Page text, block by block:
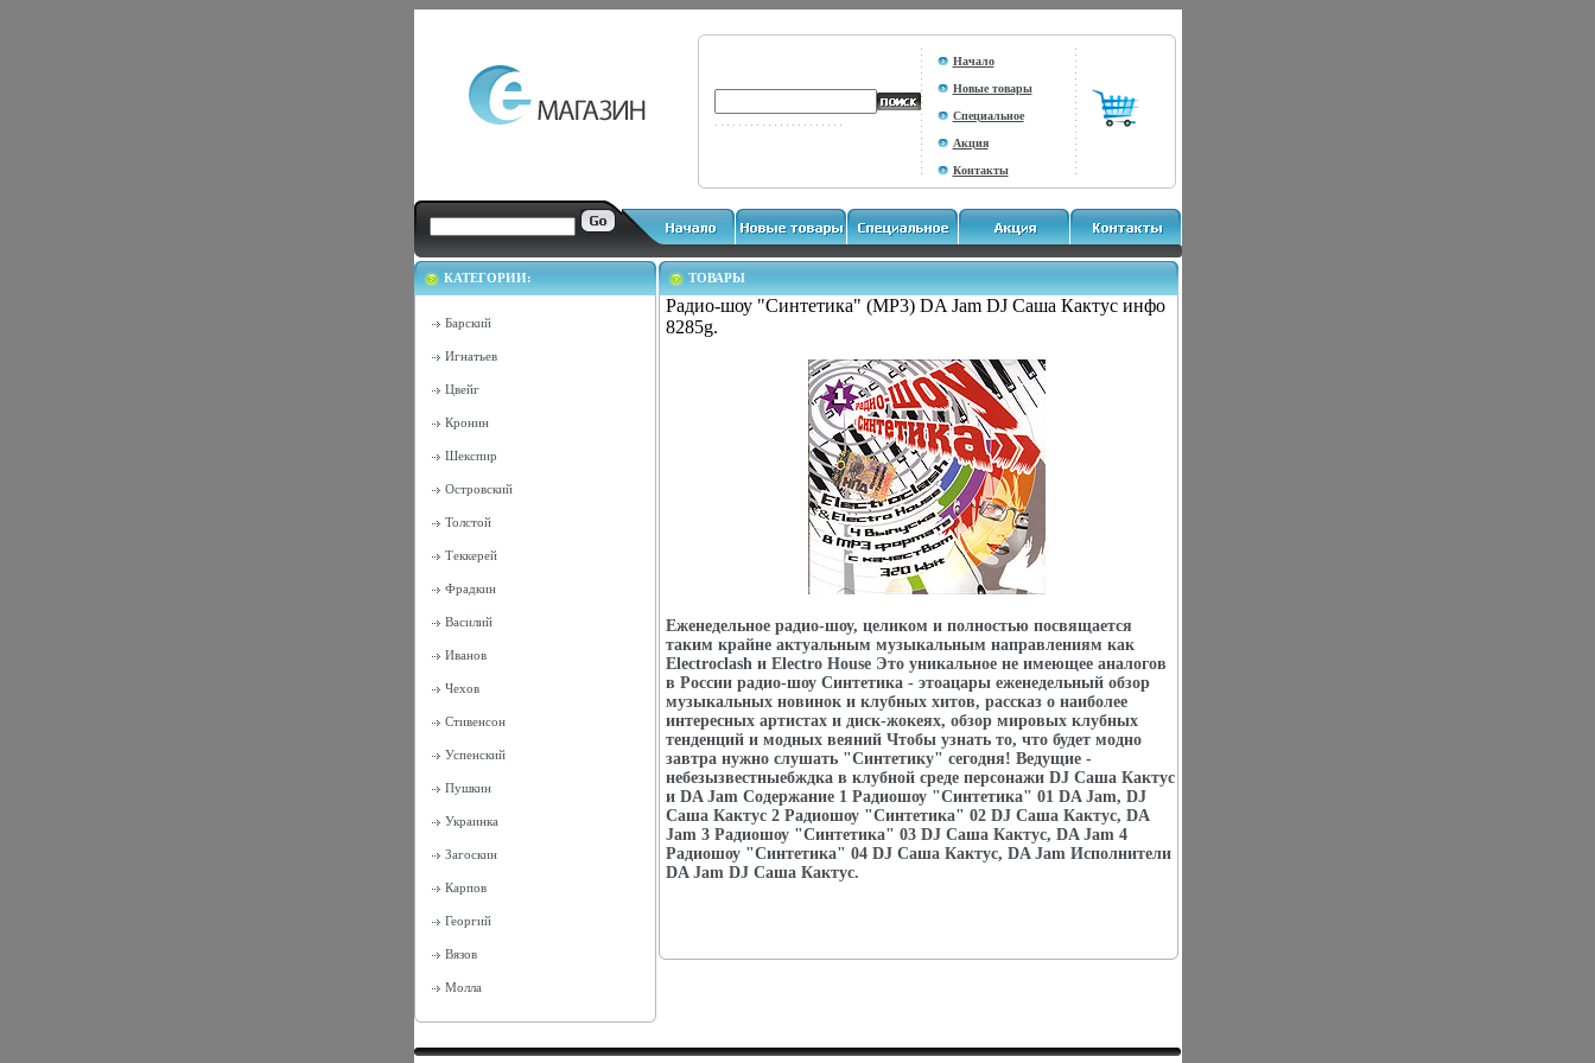
Начало
Новые товары
Специальное
Акция
Контакты
КАТЕГОРИИ:
Барский
Игнатьев
Цвейг
Кронин
Шекспир
Островский
Толстой
Теккерей
Фрадкин
Василий
Иванов
Чехов
Стивенсон
Успенский
Пушкин
Украинка
Загоскин
Карпов
Георгий
Вязов
Молла
ТОВАРЫ
Радио-шоу "Синтетика" (MP3) DA Jam DJ Саша Кактус инфо
8285g.
Еженедельное радио-шоу, целиком и полностью посвящается
таким крайне актуальным музыкальным направлениям как
Electroclash и Electro House Это уникальное не имеющее аналогов
в России радио-шоу Синтетика - этоацары еженедельный обзор
музыкальных новинок и клубных хитов, рассказ о наиболее
интересных артистах и диск-жокеях, обзор мировых клубных
тенденций и модных веяний Чтобы узнать то, что будет модно
завтра нужно слушать "Синтетику" сегодня! Ведущие -
небезызвестныебждка в клубной среде персонажи DJ Саша Кактус
и DA Jam Содержание 1 Радиошоу "Синтетика" 01 DA Jam, DJ
Саша Кактус 2 Радиошоу "Синтетика" 02 DJ Саша Кактус, DA
Jam 3 Радиошоу "Синтетика" 03 DJ Саша Кактус, DA Jam 4
Радиошоу "Синтетика" 04 DJ Саша Кактус, DA Jam Исполнители
DA Jam DJ Саша Кактус.